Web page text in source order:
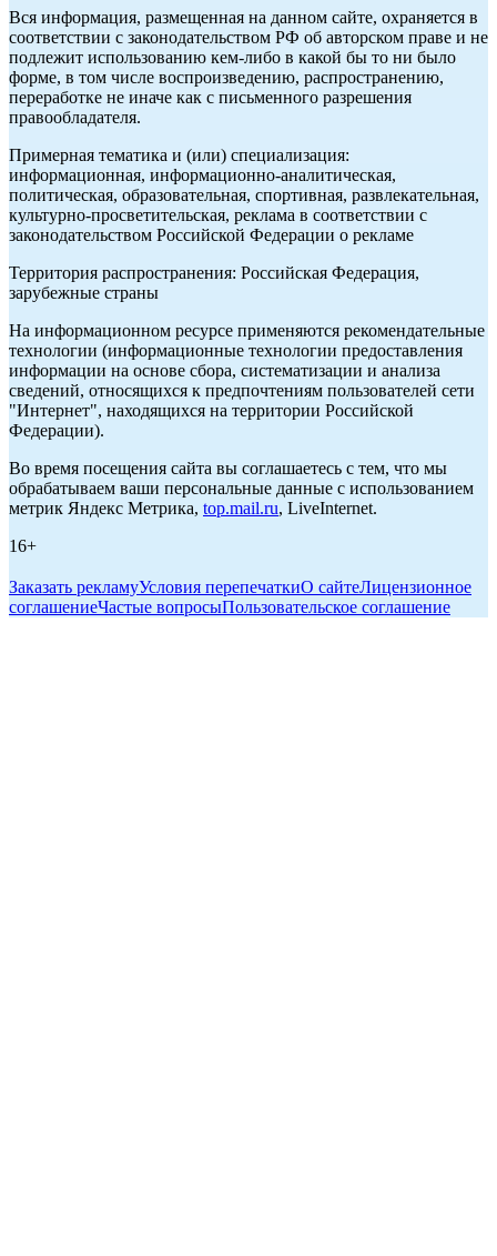
Вся информация, размещенная на данном сайте, охраняется в
соответствии с законодательством РФ об авторском праве и не
подлежит использованию кем-либо в какой бы то ни было
форме, в том числе воспроизведению, распространению,
переработке не иначе как с письменного разрешения
правообладателя.
Примерная тематика и (или) специализация:
информационная, информационно-аналитическая,
политическая, образовательная, спортивная, развлекательная,
культурно-просветительская, реклама в соответствии с
законодательством Российской Федерации о рекламе
Территория распространения: Российская Федерация,
зарубежные страны
На информационном ресурсе применяются рекомендательные
технологии (информационные технологии предоставления
информации на основе сбора, систематизации и анализа
сведений, относящихся к предпочтениям пользователей сети
"Интернет", находящихся на территории Российской
Федерации).
Во время посещения сайта вы соглашаетесь с тем, что мы
обрабатываем ваши персональные данные с использованием
метрик Яндекс Метрика, top.mail.ru, LiveInternet.
16+
Заказать рекламуУсловия перепечаткиО сайтеЛицензионное
соглашениеЧастые вопросыПользовательское соглашение